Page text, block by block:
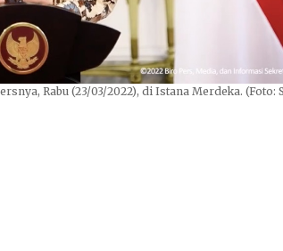
Rabu (23/03/2022), di Istana Merdeka. (Foto: